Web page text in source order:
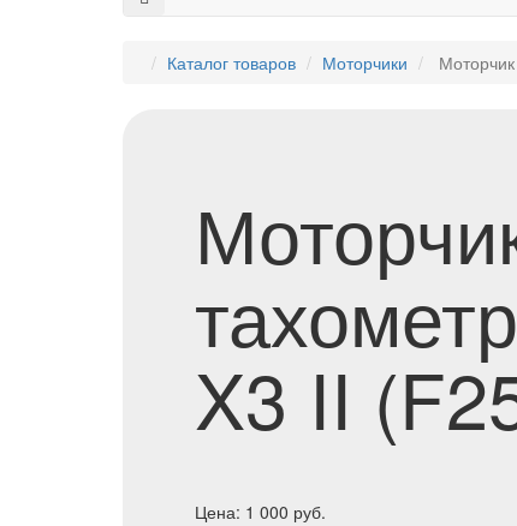
Каталог товаров Моторчики
X3 II
Цена: 1 000 руб.